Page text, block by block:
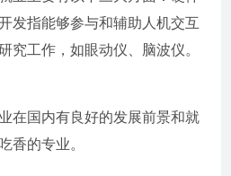
发指能够参与和辅助人机交互
究工作，如眼动仪、脑波仪。
在国内有良好的发展前景和就
香的专业。